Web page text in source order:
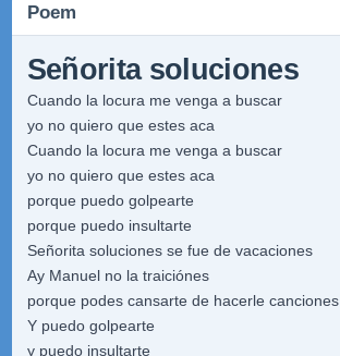
Poem
Señorita soluciones
Cuando la locura me venga a buscar
yo no quiero que estes aca
Cuando la locura me venga a buscar
yo no quiero que estes aca
porque puedo golpearte
porque puedo insultarte
Señorita soluciones se fue de vacaciones
Ay Manuel no la traiciónes
porque podes cansarte de hacerle canciones
Y puedo golpearte
y puedo insultarte